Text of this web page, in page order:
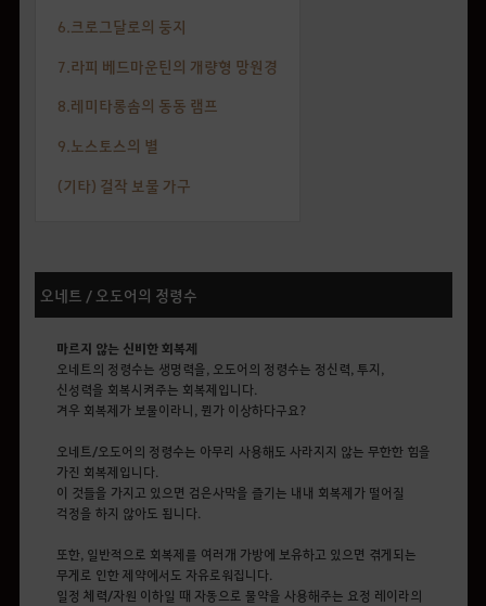
6.크로그달로의 둥지
7.라피 베드마운틴의 개량형 망원경
8.레미타롱솜의 동동 램프
9.노스토스의 별
(기타) 걸작 보물 가구
오네트 / 오도어의 정령수
마르지 않는 신비한 회복제
오네트의 정령수는 생명력을, 오도어의 정령수는 정신력, 투지,
신성력을 회복시켜주는 회복제입니다.
겨우 회복제가 보물이라니, 뭔가 이상하다구요?
오네트/오도어의 정령수는 아무리 사용해도 사라지지 않는 무한한 힘을
가진 회복제입니다.
이 것들을 가지고 있으면 검은사막을 즐기는 내내 회복제가 떨어질
걱정을 하지 않아도 됩니다.
또한, 일반적으로 회복제를 여러개 가방에 보유하고 있으면 겪게되는
무게로 인한 제약에서도 자유로워집니다.
일정 체력/자원 이하일 때 자동으로 물약을 사용해주는 요정 레이라의